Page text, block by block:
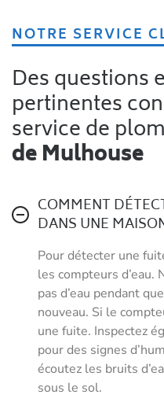
NOTRE SERVICE
Des questions et réponses
pertinentes
service de
de Mulhouse
COMMENT
DANS UNE
Pour détecter une
les compteurs d’eau.
pas d’eau pendant
nouveau. Si le
une fuite. Inspectez
pour des signes
écoutez les bruits
sous le sol.